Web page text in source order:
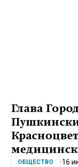
Глава
ОБЩЕСТВО 16